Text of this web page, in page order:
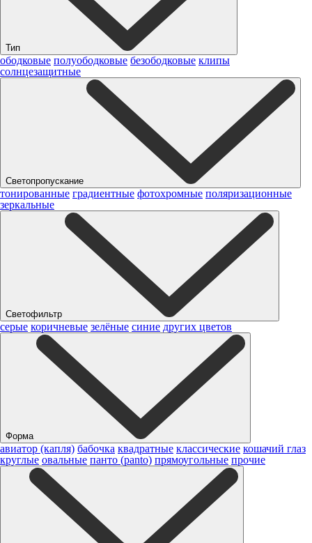
Тип
ободковые полуободковые безободковые клипы
солнцезащитные
Светопропускание
тонированные градиентные фотохромные поляризационные
зеркальные
Светофильтр
серые коричневые зелёные синие других цветов
Форма
авиатор (капля) бабочка квадратные классические кошачий глаз
круглые овальные панто (panto) прямоугольные прочие